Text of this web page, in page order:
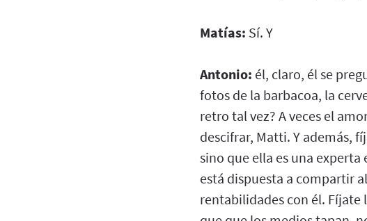
Matías: Sí. Y
Antonio: él, claro, él se
fotos de la barbacoa, la
retro tal vez? A veces el
descifrar, Matti. Y además,
sino que ella es una
está dispuesta a compartir
rentabilidades con él.